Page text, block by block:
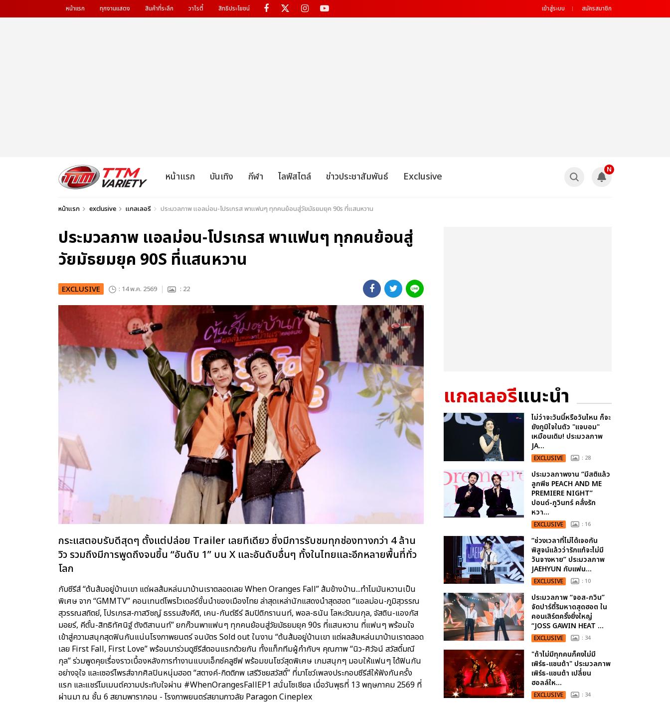
หน้าแรก ทุกงานแสดง สินค้าที่ระลึก วาไรตี้ สิทธิประโยชน์ เข้าสู่ระบบ สมัครสมาชิก
หน้าแรก บันเทิง กีฬา ไลฟ์สไตล์ ข่าวประชาสัมพันธ์ Exclusive
N
หน้าแรก exclusive แกลเลอรี ประมวลภาพ แอลม่อน-โปรเกรส พาแฟนๆ ทุกคนย้อนสู่วัยมัธยมยุค 90s ที่แสนหวาน
ประมวลภาพ แอลม่อน-โปรเกรส พาแฟนๆ ทุกคนย้อนสู่
วัยมัธยมยุค 90S ที่แสนหวาน
EXCLUSIVE : 14 พ.ค. 2569 : 22
กระแสตอบรับดีสุดๆ ตั้งแต่ปล่อย Trailer เลยทีเดียว ซึ่งมีการรับชมทุกช่องทางกว่า 4 ล้าน
วิว รวมถึงมีการพูดถึงจนขึ้น “อันดับ 1” บน X และอันดับอื่นๆ ทั้งในไทยและอีกหลายพื้นที่ทั่ว
โลก
กับซีรีส์ “ต้นส้มอยู่บ้านเขา แต่ผลส้มหล่นมาบ้านเราตลอดเลย When Oranges Fall” ส้มข้างบ้าน...ทำไมมันหวานเป็น
พิเศษ จาก “GMMTV” คอนเทนต์โพรไวเดอร์ชั้นนำของเมืองไทย ล่าสุดเหล่านักแสดงนำสุดฮอต “แอลม่อน-ภูมิสุวรรณ
สุวรรณสถิตย์, โปรเกรส-ภาสวิชญ์ ธรรมสังคีติ, เคน-กันต์ธีร์ ลิมปิติกรานนท์, พอล-ธนัน โลหะวัฒนกุล, จัสติน-แองกัส
มอยร์, คีตั้น-สิทธิทัศนิฐ์ ตังติสานนท์” ยกก๊วนพาแฟนๆ ทุกคนย้อนสู่วัยมัธยมยุค 90s ที่แสนหวาน ที่แฟนๆ พร้อมใจ
เข้าสู่ความสนุกสุดฟินกันแน่นโรงภาพยนตร์ จนบัตร Sold out ในงาน “ต้นส้มอยู่บ้านเขา แต่ผลส้มหล่นมาบ้านเราตลอด
เลย First Fall, First Love” พร้อมมาร่วมดูซีรีส์ตอนแรกด้วยกัน ทั้งแท็กทีมผู้กำกับฯ คุณภาพ “นิว-ศิวัจน์ สวัสดิ์มณี
กุล” ร่วมพูดคุยเรื่องราวเบื้องหลังการทำงานแบบเอ็กซ์คลูซีฟ พร้อมขนโชว์สุดพิเศษ เกมสนุกๆ มอบให้แฟนๆ ได้ฟินกัน
อย่างจุใจ และเซอร์ไพรส์จากศิลปินหนุ่มฮอต “สตางค์-กิตติภพ เสรีวิชยสวัสดิ์” ที่มาโชว์เพลงประกอบซีรีส์ให้ฟังกันครั้ง
แรก และแชร์โมเมนต์ความประทับใจผ่าน #WhenOrangesFallEP1 สนั่นโซเชียล เมื่อวันพุธที่ 13 พฤษภาคม 2569 ที่
ผ่านมา ณ ชั้น 6 สยามพารากอน - โรงภาพยนตร์สยามภาวลัย Paragon Cineplex
แกลเลอรีแนะนำ
ไม่ว่าจะวันนี้หรือวันไหน ก็จะ
ยังภูมิใจในตัว "แจบอม"
เหมือนเดิม! ประมวลภาพ
JA...
EXCLUSIVE : 28
ประมวลภาพงาน “มีสติแล้ว
ลูกพีช PEACH AND ME
PREMIERE NIGHT”
ปอนด์-ภูวินทร์ คลั่งรัก
หวา...
EXCLUSIVE : 16
“ช่วงเวลาที่ไม่ได้เจอกัน
พิสูจน์แล้วว่ารักแท้จะไม่มี
วันจางหาย” ประมวลภาพ
JAEHYUN กับแฟน...
EXCLUSIVE : 10
ประมวลภาพ “จอส-กวิน”
จัดปาร์ตี้ริมหาดสุดฮอต ใน
คอนเสิร์ตครั้งยิ่งใหญ่
“JOSS GAWIN HEAT ...
EXCLUSIVE : 34
"ถ้าไม่มีทุกคนก็คงไม่มี
เพิร์ธ-แซนต้า" ประมวลภาพ
เพิร์ธ-แซนต้า เปลี่ยน
ฮอลล์ให...
EXCLUSIVE : 34